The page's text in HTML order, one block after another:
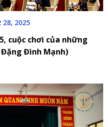
2025
cuộc chơi của những
Đình Mạnh)